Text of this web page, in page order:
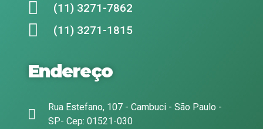
(11) 3271-7862
(11) 3271-1815
Endereço
Rua Estefano, 107 - Cambuci - São Paulo -
SP- Cep: 01521-030